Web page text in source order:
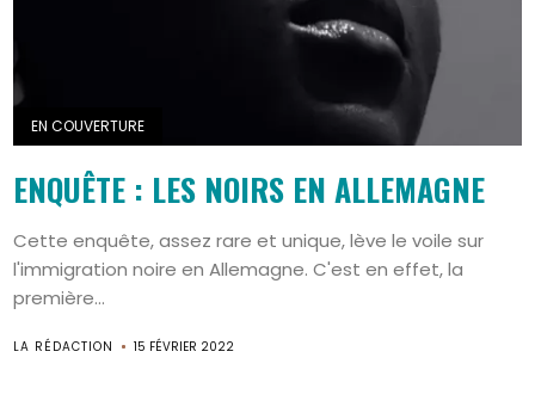
EN COUVERTURE
ENQUÊTE : LES NOIRS EN ALLEMAGNE
Cette enquête, assez rare et unique, lève le voile sur
l'immigration noire en Allemagne. C'est en effet, la
première...
LA RÉDACTION 15 FÉVRIER 2022